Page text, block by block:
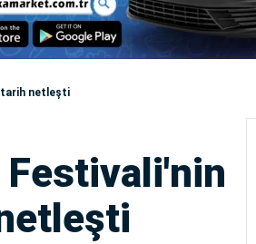
tarih netleşti
Festivali'nin